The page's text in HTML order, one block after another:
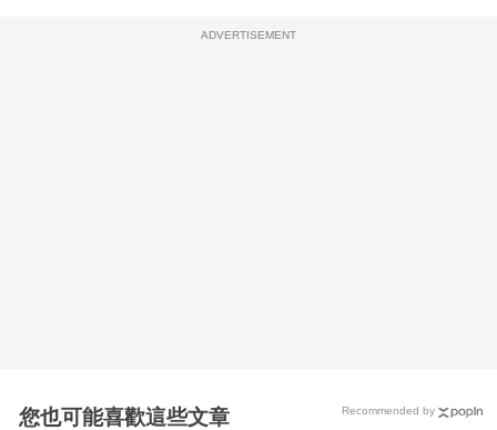
ADVERTISEMENT
您也可能喜歡這些文章 Recommended by